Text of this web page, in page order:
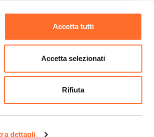
dettagli
Accetta tutti
Accetta selezionati
Rifiuta
area
studio